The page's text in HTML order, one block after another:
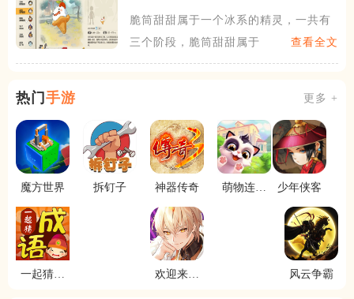
脆筒甜甜属于一个冰系的精灵，一共有
三个阶段，脆筒甜甜属于初始
查看全文
热门 手游 更多 +
魔方世界 拆钉子 神器传奇
萌物连连
少年侠客
一起猜成
欢迎来到
风云争霸